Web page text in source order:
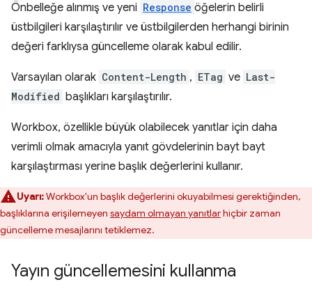
Önbelleğe alınmış ve yeni Response öğelerin belirli
üstbilgileri karşılaştırılır ve üstbilgilerden herhangi birinin
değeri farklıysa güncelleme olarak kabul edilir.
Varsayılan olarak Content-Length , ETag ve Last-
Modified başlıkları karşılaştırılır.
Workbox, özellikle büyük olabilecek yanıtlar için daha
verimli olmak amacıyla yanıt gövdelerinin bayt bayt
karşılaştırması yerine başlık değerlerini kullanır.
Uyarı:Workbox'un başlık değerlerini okuyabilmesi gerektiğinden,
başlıklarına erişilemeyen saydam olmayan yanıtlarhiçbir zaman
güncelleme mesajlarını tetiklemez.
Yayın güncellemesini kullanma